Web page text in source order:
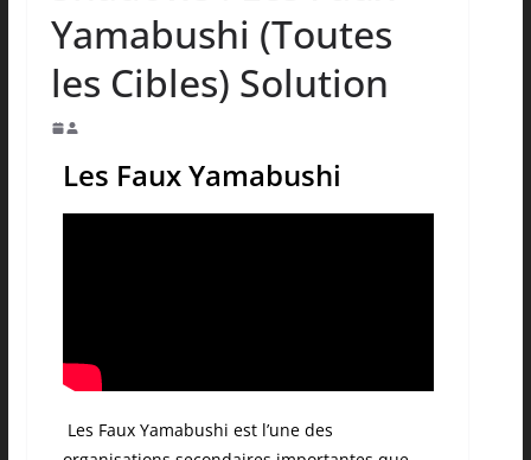
Yamabushi (Toutes
les Cibles) Solution
Les Faux Yamabushi
Les Faux Yamabushi est l’une des